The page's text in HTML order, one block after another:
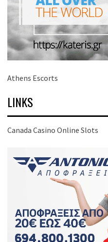
Athens Escorts
LINKS
Canada Casino Online Slots